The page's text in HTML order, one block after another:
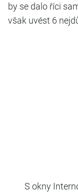
by se dalo říci
však uvést 6
S okny